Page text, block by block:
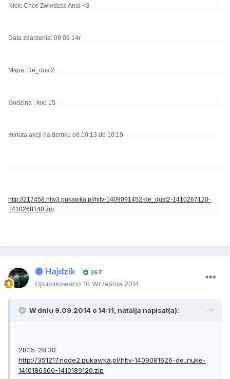
Nick: Chce Zwiedzac Anal <3
Data zdarzenia: 09.09.14r
Mapa: De_dust2
Godzina : koo 15
minuta akcji na demku od 10:13 do 10:19
http://217458.hltv3.pukawka.pl/hltv-1409091452-de_dust2-1410267120-
1410268140.zip
Hajdzik 267
Opublikowano 10 Września 2014
W dniu 9.09.2014 o 14:11, natalja napisał(a):
28:15-28:30
http://351217.node2.pukawka.pl/hltv-1409081626-de_nuke-
1410186360-1410189120.zip